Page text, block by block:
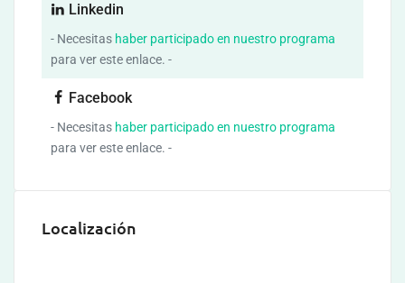
Linkedin
- Necesitas haber participado en nuestro programa
para ver este enlace. -
Facebook
- Necesitas haber participado en nuestro programa
para ver este enlace. -
Localización